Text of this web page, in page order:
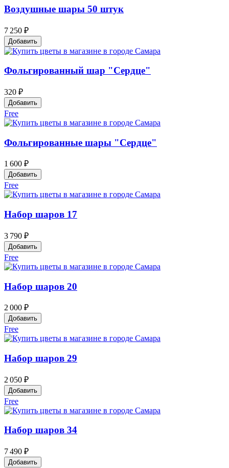
Воздушные шары 50 штук
7 250 ₽
Добавить
Фольгированный шар "Сердце"
320 ₽
Добавить
Free
Фольгированные шары "Сердце"
1 600 ₽
Добавить
Free
Набор шаров 17
3 790 ₽
Добавить
Free
Набор шаров 20
2 000 ₽
Добавить
Free
Набор шаров 29
2 050 ₽
Добавить
Free
Набор шаров 34
7 490 ₽
Добавить